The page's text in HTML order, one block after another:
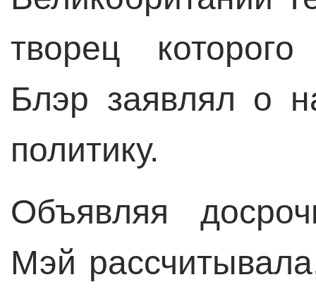
творец
Блэр заявлял о
политику.
Объявляя
Мэй